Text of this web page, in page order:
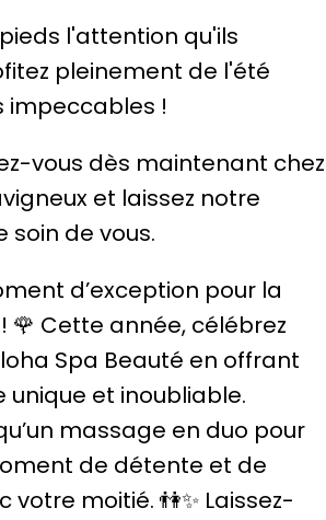
l'attention qu'ils
pleinement de l'été
impeccables !
vous dès maintenant chez
et laissez notre
soin de vous.
d’exception pour la
🌹 Cette année, célébrez
Spa Beauté en offrant
unique et inoubliable.
massage en duo pour
de détente et de
moitié. 👫✨ Laissez-